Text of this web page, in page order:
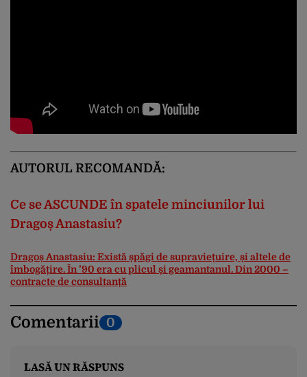
AUTORUL RECOMANDĂ:
Ce se ASCUNDE în spatele minciunilor lui
Dragoș Anastasiu?
Dragoș Anastasiu: Există șpăgi de supraviețuire, și altele de
îmbogățire. În ’90 era cu plicul și geamantanul. Din 2000 –
contracte de consultanță
Comentarii 0
LASĂ UN RĂSPUNS